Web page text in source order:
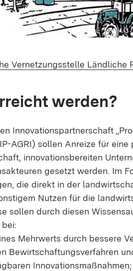
Vernetzungsstelle Ländliche
werden?
Innovationspartnerschaft
AGRI) sollen Anreize für
innovationsbereiten
gesetzt werden. Im
die direkt in der
Nutzen für die
sollen durch diesen
Mehrwerts durch bessere
Bewirtschaftungsverfahren
Innovationsmaßnahmen;